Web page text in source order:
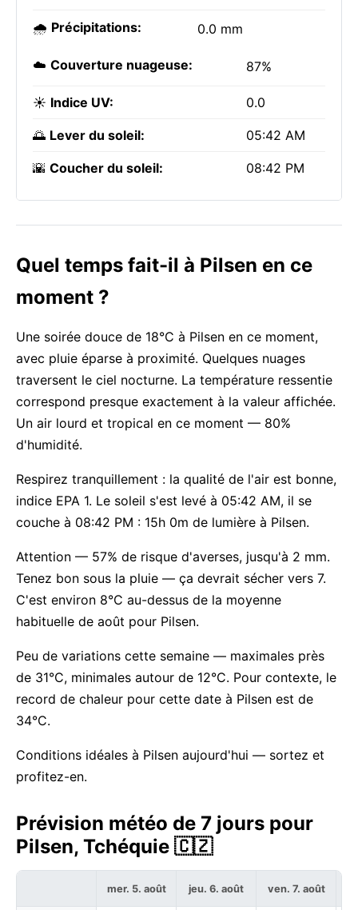
🌧️ Précipitations: 0.0 mm
☁️ Couverture nuageuse: 87%
☀️ Indice UV: 0.0
🌅 Lever du soleil: 05:42 AM
🌇 Coucher du soleil: 08:42 PM
Quel temps fait-il à Pilsen en ce
moment ?
Une soirée douce de 18°C à Pilsen en ce moment,
avec pluie éparse à proximité. Quelques nuages
traversent le ciel nocturne. La température ressentie
correspond presque exactement à la valeur affichée.
Un air lourd et tropical en ce moment — 80%
d'humidité.
Respirez tranquillement : la qualité de l'air est bonne,
indice EPA 1. Le soleil s'est levé à 05:42 AM, il se
couche à 08:42 PM : 15h 0m de lumière à Pilsen.
Attention — 57% de risque d'averses, jusqu'à 2 mm.
Tenez bon sous la pluie — ça devrait sécher vers 7.
C'est environ 8°C au-dessus de la moyenne
habituelle de août pour Pilsen.
Peu de variations cette semaine — maximales près
de 31°C, minimales autour de 12°C. Pour contexte, le
record de chaleur pour cette date à Pilsen est de
34°C.
Conditions idéales à Pilsen aujourd'hui — sortez et
profitez-en.
Prévision météo de 7 jours pour
Pilsen, Tchéquie 🇨🇿
mer. 5. août jeu. 6. août ven. 7. août